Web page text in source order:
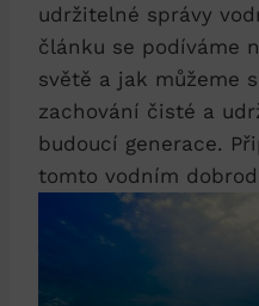
udržitelné správy
článku se podíváme
světě a jak můžeme
zachování čisté a
budoucí generace.
tomto vodním